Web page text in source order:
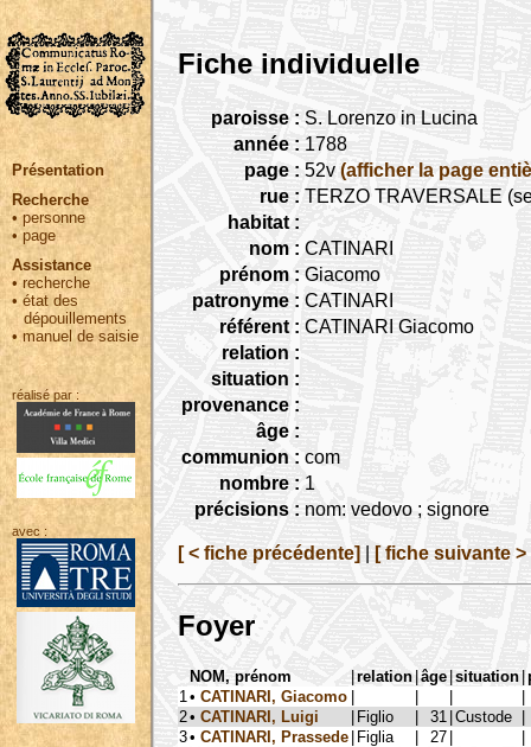
Présentation
Recherche
• personne
•page
Assistance
• recherche
•état des
dépouillements
•manuel de saisie
réalisé par :
avec :
Fiche individuelle
paroisse : S. Lorenzo in Lucina
année : 1788
page : 52v (afficher la page
rue : TERZO TRAVERSALE
habitat :
nom : CATINARI
prénom : Giacomo
patronyme : CATINARI
référent : CATINARI Giacomo
relation :
situation :
provenance :
âge :
communion : com
nombre : 1
précisions : nom: vedovo ; signore
[ < fiche précédente] [ fiche suivante >
Foyer
NOM, prénom |relation |âge |situation |
1 • CATINARI, Giacomo | | |
|
2• CATINARI, Luigi | Figlio | 31 |Custode |
3• CATINARI, Prassede | Figlia | 27 | |